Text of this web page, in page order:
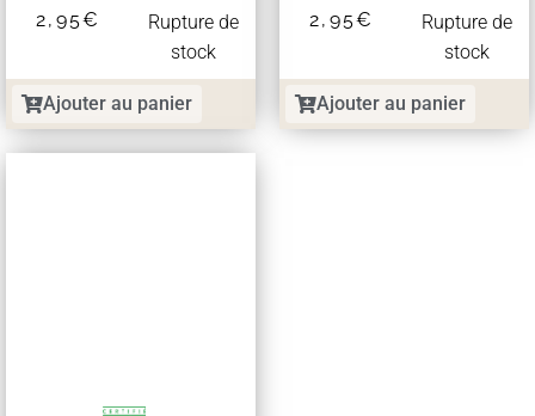
2,95€
Rupture de
stock
Ajouter au panier
2,95€
Rupture de
stock
Ajouter au panier